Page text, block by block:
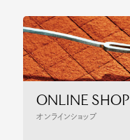
ONLINE SHOP
オンラインショップ